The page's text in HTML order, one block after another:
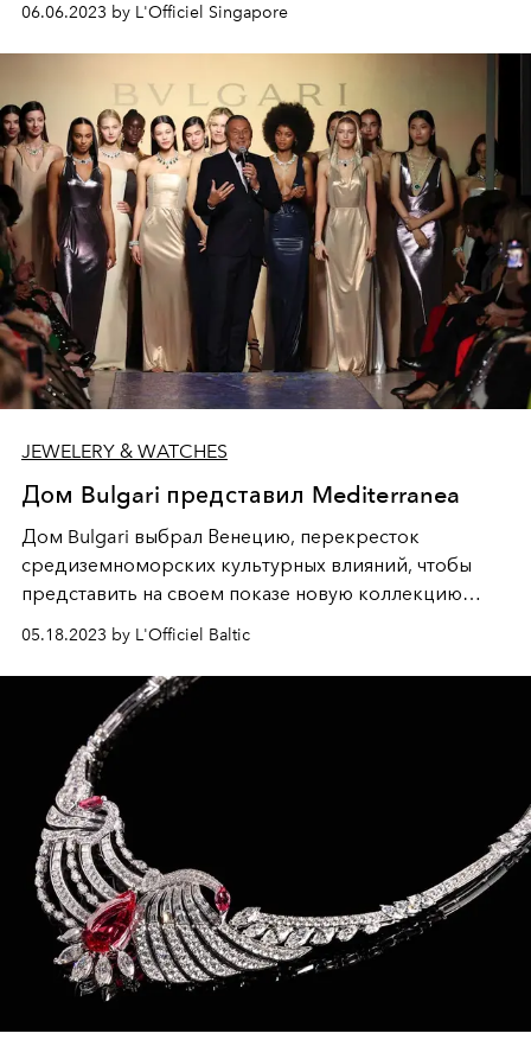
06.06.2023 by L'Officiel Singapore
JEWELERY & WATCHES
Дом Bulgari представил Mediterranea
Дом Bulgari выбрал Венецию, перекресток
средиземноморских культурных влияний, чтобы
представить на своем показе новую коллекцию
Mediterranea.
05.18.2023 by L'Officiel Baltic